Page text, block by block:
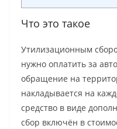
Что это такое
Утилизационным
нужно оплатить за
обращение на
накладывается на
средство в виде
сбор включён в